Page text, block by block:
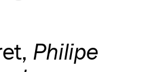
, Philipe